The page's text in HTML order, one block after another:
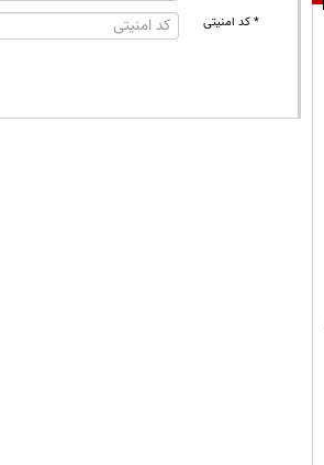
* کد امنیتی